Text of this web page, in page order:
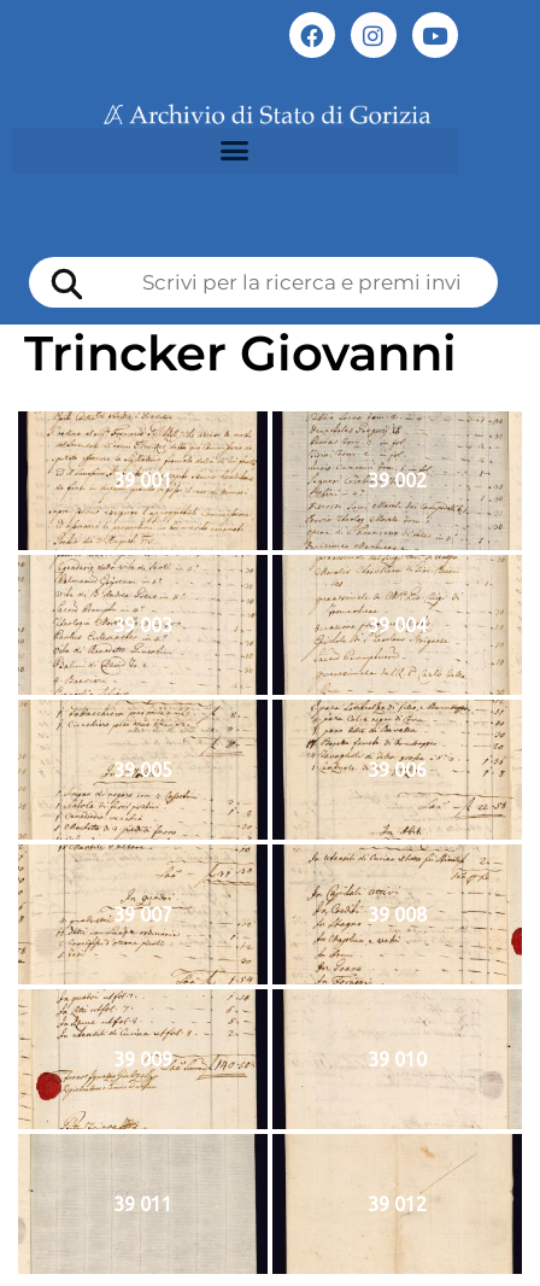
Trincker Giovanni
39 001 39 002
39 003 39 004
39 005 39 006
39 007 39 008
39 009 39 010
39 011 39 012